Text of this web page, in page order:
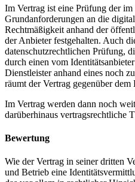
Im Vertrag ist eine Prüfung der
Grundanforderungen an die
Rechtmäßigkeit anhand der
der Anbieter festgehalten. Auch
datenschutzrechtlichen Prüfung,
durch einen vom
Dienstleister anhand eines noch
räumt der Vertrag gegenüber dem
Im Vertrag werden dann noch
darüberhinaus vertragsrechtliche
Bewertung
Wie der Vertrag in seiner dritten
und Betrieb eine